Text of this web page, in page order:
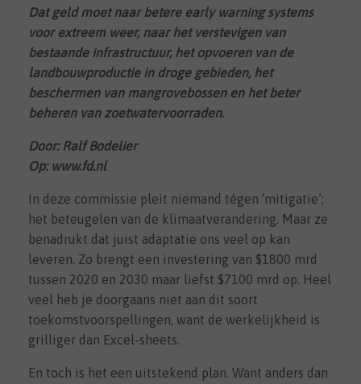
Dat geld moet naar betere early warning systems
voor extreem weer, naar het verstevigen van
bestaande infrastructuur, het opvoeren van de
landbouwproductie in droge gebieden, het
beschermen van mangrovebossen en het beter
beheren van zoetwatervoorraden.
Door: Ralf Bodelier
Op: www.fd.nl
In deze commissie pleit niemand tégen ‘mitigatie’;
het beteugelen van de klimaatverandering. Maar ze
benadrukt dat juist adaptatie ons veel op kan
leveren. Zo brengt een investering van $1800 mrd
tussen 2020 en 2030 maar liefst $7100 mrd op. Heel
veel heb je doorgaans niet aan dit soort
toekomstvoorspellingen, want de werkelijkheid is
grilliger dan Excel-sheets.
En toch is het een uitstekend plan. Want anders dan